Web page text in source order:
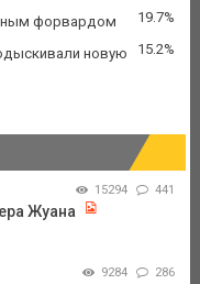
форвардом 19.7%
новую
15.2%
15294 441
Жуана
9284 286